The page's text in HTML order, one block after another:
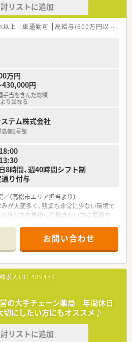
ー業務
への治験内容説明補助
ルの調整
タ管理 など
＞
：00～17：30の中に
がある方も働きやすいです。
均で月当たり19.5時間、1日1時間程度で
取得できております。
％と高く、
で勤務できる環境です。
率：56.6％
化しており、
ンスを取っております。
ています。
は自宅や
で行っていただいております。
が出来る
も充実しています。
最高評価など、
高く、
る環境を整えています。
メ＞
る企業で働きたい方
とって働きたい方
リストに追加
以上 車通勤可 高給与(600万円以上)
万円
円
手当を含んだ総額
り異なる
テム株式会社
側2号館
時間、週40時間シフト制
り付与
（高松市エリア担当より）
が大変多く、残業も非常に少ない環境で
ランスを重視して働きたい方に最適で
＊
ついて】
場所に位置する、白い外壁に水色の大き
着した調剤薬局です。
の多岐にわたる総合科目をメインに、1
処方箋を応需しています。
在籍しており、総合門前として専門的な
を磨くのに最適な環境です。
像について】
リア人材を確保し、在籍中の薬局長を本
を活性化するために募集をしています。
お問い合わせ
求人ID： 489459
の大手チェーン薬局 年間休日
切にしたい方にもオススメ♪
リストに追加